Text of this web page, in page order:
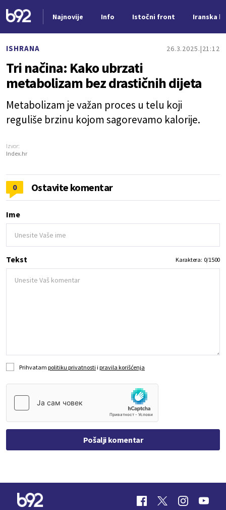
Najnovije Info Istočni front Iranska
ISHRANA 26.3.2025. 21:12
Tri načina: Kako ubrzati
metabolizam bez drastičnih dijeta
Metabolizam je važan proces u telu koji
reguliše brzinu kojom sagorevamo kalorije.
Izvor:
Index.hr
0 Ostavite komentar
Ime
Tekst Karaktera: 0/1500
Prihvatam politiku privatnosti i pravila korišćenja
Pošalji komentar